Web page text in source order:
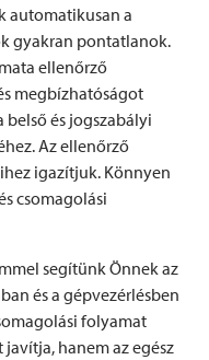
automatikusan a
gyakran pontatlanok.
ellenőrző
megbízhatóságot
belső és jogszabályi
Az ellenőrző
igazítjuk. Könnyen
csomagolási
segítünk Önnek az
és a gépvezérlésben
folyamat
hanem az egész